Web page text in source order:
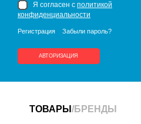
Я согласен с политикой
конфиденциальности
Регистрация Забыли пароль?
АВТОРИЗАЦИЯ
ТОВАРЫ /БРЕНДЫ